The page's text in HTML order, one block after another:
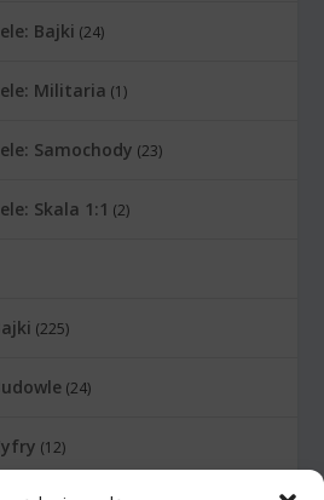
Bajki (24)
Militaria (1)
Samochody (23)
Skala 1:1 (2)
(225)
(24)
(12)